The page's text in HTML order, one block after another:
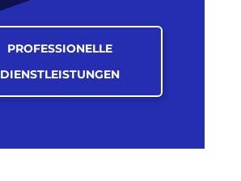
PROFESSIONELLE
DIENSTLEISTUNGEN